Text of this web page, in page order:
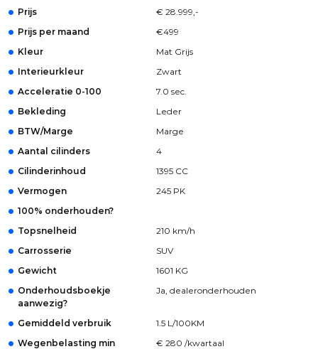
Prijs
€ 28.999,-
Prijs per maand
€499
Kleur
Mat Grijs
Interieurkleur
Zwart
Acceleratie 0-100
7.0 sec.
Bekleding
Leder
BTW/Marge
Marge
Aantal cilinders
4
Cilinderinhoud
1395 CC
Vermogen
245 PK
100% onderhouden?
Topsnelheid
210 km/h
Carrosserie
SUV
Gewicht
1601 KG
Onderhoudsboekje
aanwezig?
Ja, dealeronderhouden
Gemiddeld verbruik
1.5 L/100KM
Wegenbelasting min
€ 280 /kwartaal